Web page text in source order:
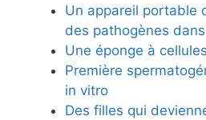
Un appareil portable
des pathogènes
Une éponge à
Première
in vitro
Des filles qui